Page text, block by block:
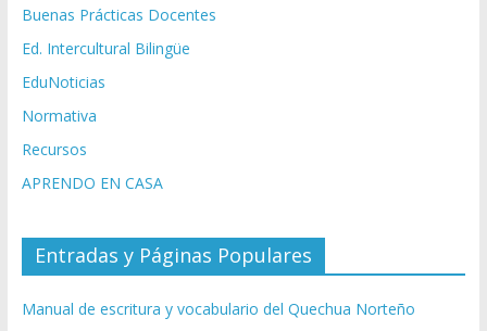
Buenas Prácticas Docentes
Ed. Intercultural Bilingüe
EduNoticias
Normativa
Recursos
APRENDO EN CASA
Entradas y Páginas Populares
Manual de escritura y vocabulario del Quechua Norteño